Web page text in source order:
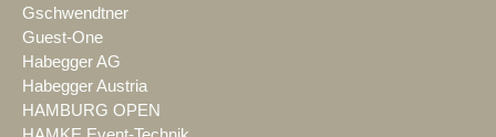
Gschwendtner
Guest-One
Habegger AG
Habegger Austria
HAMBURG OPEN